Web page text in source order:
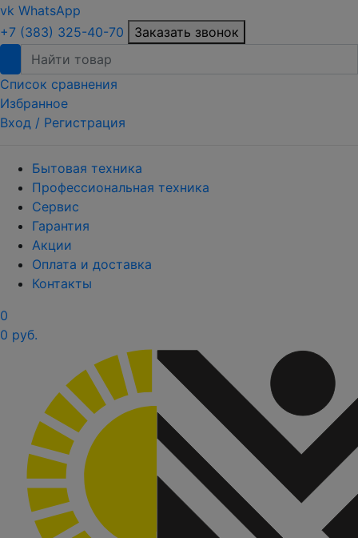
vk WhatsApp
+7 (383) 325-40-70
Заказать звонок
Список сравнения
Избранное
Вход / Регистрация
Бытовая техника
Профессиональная техника
Сервис
Гарантия
Акции
Оплата и доставка
Контакты
0
0 руб.